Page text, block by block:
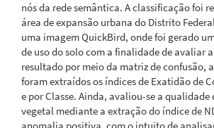
nós da rede semântica. A classificação foi
área de expansão urbana do Distrito
uma imagem QuickBird, onde foi gerado
de uso do solo com a finalidade de avaliar
resultado por meio da matriz de confusão,
foram extraídos os índices de Exatidão de
e por Classe. Ainda, avaliou-se a qualidade
vegetal mediante a extração do índice de